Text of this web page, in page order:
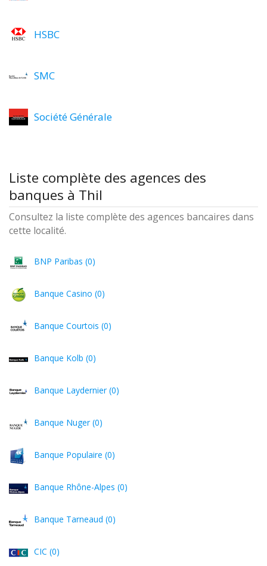
HSBC
SMC
Société Générale
Liste complète des agences des
banques à Thil
Consultez la liste complète des agences bancaires dans
cette localité.
BNP Paribas (0)
Banque Casino (0)
Banque Courtois (0)
Banque Kolb (0)
Banque Laydernier (0)
Banque Nuger (0)
Banque Populaire (0)
Banque Rhône-Alpes (0)
Banque Tarneaud (0)
CIC (0)